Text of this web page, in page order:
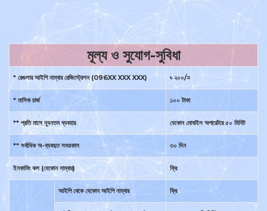
মূল্য ও সুযোগ-সুবিধা
* রেগুলার আইপি নাম্বার রেজিস্ট্রেশন (096XX XXX XXX) ৳ ২০০/=
* মাসিক চার্জ ১০০ টাকা
** প্রতি মাসে ন্যূনতম ব্যবহার যেকোন মোবাইল অপারেটরে ৫০ মিনিট
** সর্বাধিক অ-ব্যবহৃত সময়কাল ৩০ দিন
ইনকামিং কল (যেকোন নাম্বার) ফ্রি
আইপি থেকে যেকোন আইপি নাম্বার ফ্রি